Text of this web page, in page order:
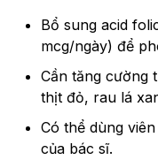
Bổ sung acid
mcg/ngày) để
Cần tăng cường
thịt đỏ, rau lá
Có thể dùng
của bác sĩ.